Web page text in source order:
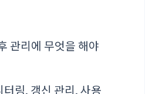
관리에 무엇을 해야
터링, 갱신 관리, 사용